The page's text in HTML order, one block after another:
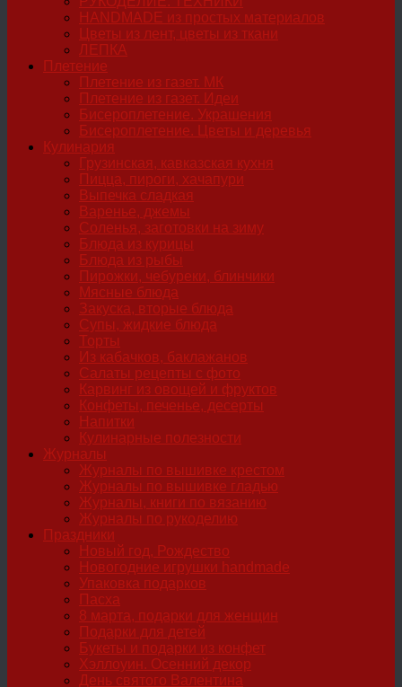
HANDMADE из простых материалов
Цветы из лент, цветы из ткани
ЛЕПКА
Плетение
Плетение из газет. МК
Плетение из газет. Идеи
Бисероплетение. Украшения
Бисероплетение. Цветы и деревья
Кулинария
Грузинская, кавказская кухня
Пицца, пироги, хачапури
Выпечка сладкая
Варенье, джемы
Соленья, заготовки на зиму
Блюда из курицы
Блюда из рыбы
Пирожки, чебуреки, блинчики
Мясные блюда
Закуска, вторые блюда
Супы, жидкие блюда
Торты
Из кабачков, баклажанов
Салаты рецепты с фото
Карвинг из овощей и фруктов
Конфеты, печенье, десерты
Напитки
Кулинарные полезности
Журналы
Журналы по вышивке крестом
Журналы по вышивке гладью
Журналы, книги по вязанию
Журналы по рукоделию
Праздники
Новый год, Рождество
Новогодние игрушки handmade
Упаковка подарков
Пасха
8 марта, подарки для женщин
Подарки для детей
Букеты и подарки из конфет
Хэллоуин. Осенний декор
День святого Валентина